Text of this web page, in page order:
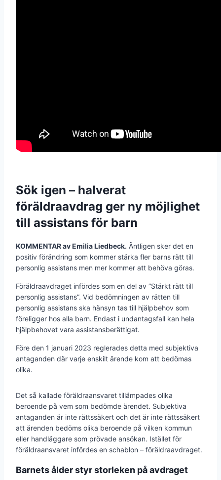
Sök igen – halverat
föräldraavdrag ger ny möjlighet
till assistans för barn
KOMMENTAR av Emilia Liedbeck. Äntligen sker det en
positiv förändring som kommer stärka fler barns rätt till
personlig assistans men mer kommer att behöva göras.
Föräldraavdraget infördes som en del av ”Stärkt rätt till
personlig assistans”. Vid bedömningen av rätten till
personlig assistans ska hänsyn tas till hjälpbehov som
föreligger hos alla barn. Endast i undantagsfall kan hela
hjälpbehovet vara assistansberättigat.
Före den 1 januari 2023 reglerades detta med subjektiva
antaganden där varje enskilt ärende kom att bedömas
olika.
Det så kallade föräldraansvaret tillämpades olika
beroende på vem som bedömde ärendet. Subjektiva
antaganden är inte rättssäkert och det är inte rättssäkert
att ärenden bedöms olika beroende på vilken kommun
eller handläggare som prövade ansökan. Istället för
föräldraansvaret infördes en schablon – föräldraavdraget.
Barnets ålder styr storleken på avdraget